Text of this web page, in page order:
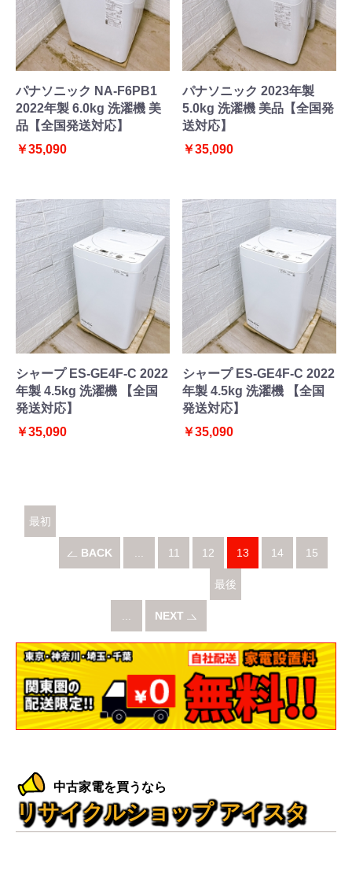
パナソニック NA-F6PB1
2022年製 6.0kg 洗濯機 美
品【全国発送対応】
￥35,090
パナソニック 2023年製
5.0kg 洗濯機 美品【全国発
送対応】
￥35,090
シャープ ES-GE4F-C 2022
年製 4.5kg 洗濯機 【全国
発送対応】
￥35,090
シャープ ES-GE4F-C 2022
年製 4.5kg 洗濯機 【全国
発送対応】
￥35,090
最初
BACK ... 11 12 13 14 15
... NEXT
最後
中古家電を買うなら
リサイクルショップ アイスタ